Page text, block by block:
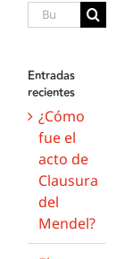
Buscar:
Entradas
recientes
¿Cómo
fue el
acto de
Clausura
del
Mendel?